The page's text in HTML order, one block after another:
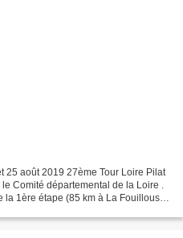
Comité départemental de la Loire .
1ère étape (85 km à La Fouillouse)